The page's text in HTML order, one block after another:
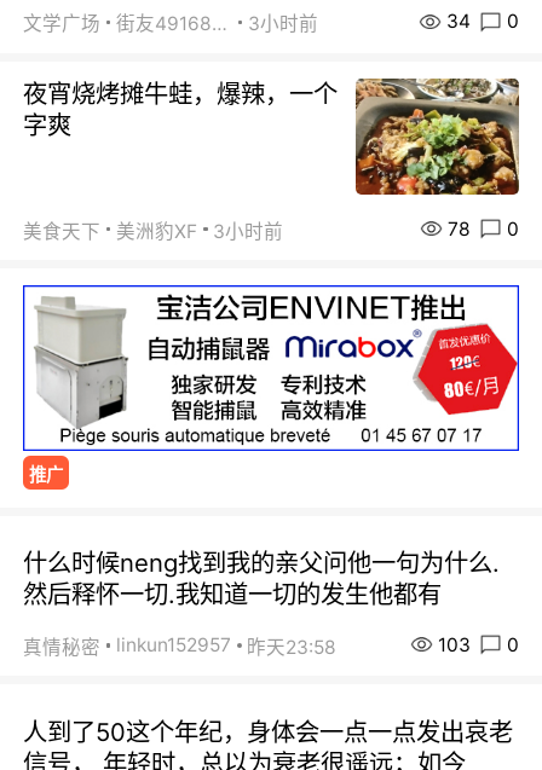
文学广场 街友49168527 3小时前 34 0
夜宵烧烤摊牛蛙，爆辣，一个
字爽
美食天下 美洲豹XF 3小时前 78 0
推广
什么时候neng找到我的亲父问他一句为什么.
然后释怀一切.我知道一切的发生他都有
真情秘密 linkun152957 昨天23:58 103 0
人到了50这个年纪，身体会一点一点发出哀老
信号， 年轻时，总以为衰老很遥远；如今